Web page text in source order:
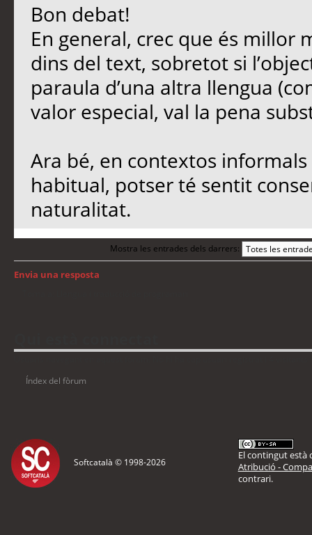
Bon debat!
En general, crec que és millor
dins del text, sobretot si
paraula d’una altra llengua
valor especial, val la pena
Ara bé, en contextos
habitual, potser té sentit
naturalitat.
Mostra les entrades dels darrers:
Envia una resposta
Índex del fòrum
Softcatalà © 1998-2026
El contingut està
Atribució -
contrari.